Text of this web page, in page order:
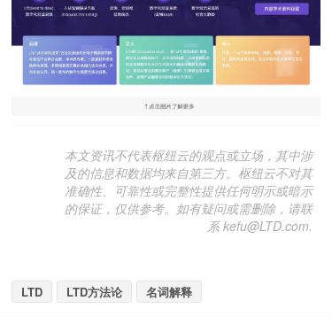
本文资讯不代表枢纽云的观点或立场，其中涉
及的信息和数据均来自第三方。枢纽云不对其
准确性、可靠性或完整性提供任何明示或暗示
的保证，仅供参考。如有疑问或需删除，请联
系 kefu@LTD.com.
LTD LTD方法论 名词解释